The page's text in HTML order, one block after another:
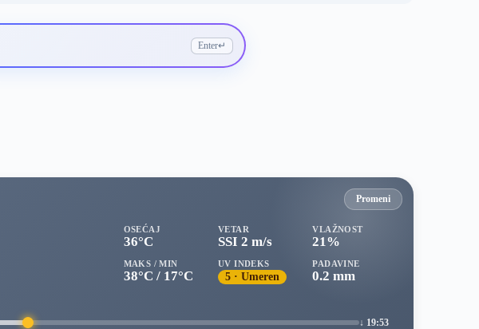
Enter↵
Promeni
OSEĆAJ
36°C
VETAR
SSI 2 m/s
VLAŽNOST
21%
MAKS / MIN
38°C / 17°C
UV INDEKS
5 · Umeren
PADAVINE
0.2 mm
↓ 19:53